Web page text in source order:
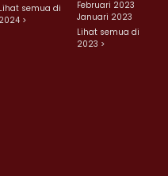
Lihat semua di
2024 >
Februari 2023
Januari 2023
Lihat semua di
2023 >